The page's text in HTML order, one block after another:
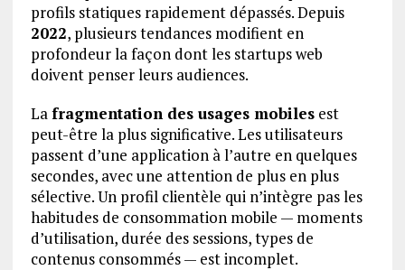
profils statiques rapidement dépassés. Depuis
2022, plusieurs tendances modifient en
profondeur la façon dont les startups web
doivent penser leurs audiences.
La fragmentation des usages mobilesest
peut-être la plus significative. Les utilisateurs
passent d’une application à l’autre en quelques
secondes, avec une attention de plus en plus
sélective. Un profil clientèle qui n’intègre pas les
habitudes de consommation mobile — moments
d’utilisation, durée des sessions, types de
contenus consommés — est incomplet.